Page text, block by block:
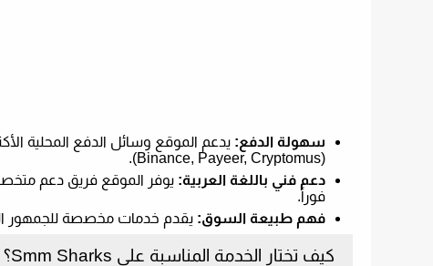
سهولة الدفع: يدعم الموقع وسائل الدفع المحلية
(
Binance, Payeer, Cryptomus
).
دعم فني باللغة العربية: يوفر الموقع فريق دعم
فوراً.
فهم طبيعة السوق: يقدم خدمات مخصصة للجمهور
​كيف تختار الخدمة المناسبة على Smm Sharks؟